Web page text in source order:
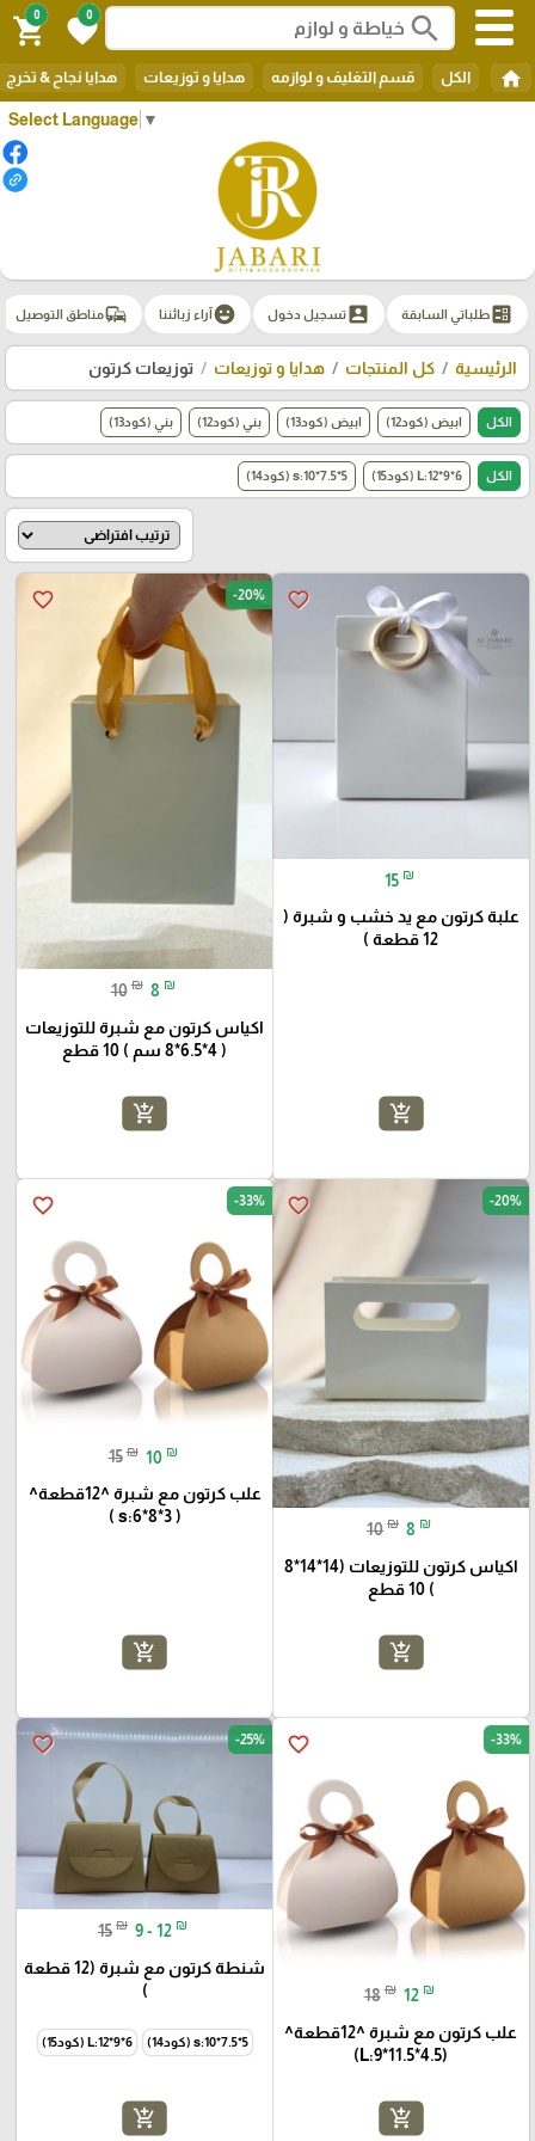
Select Language ▼
search
0
favorite
0
shopping_cart
home الكل قسم التغليف و لوازمه هدايا و توزيعات هدايا نجاح & تخرج
ballotطلباتي السابقة account_boxتسجيل دخول emoji_emotionsآراء زبائننا commuteمناطق التوصيل
الرئيسية كل المنتجات هدايا و توزيعات توزيعات كرتون
الكل ابيض (كود12) ابيض (كود13) بني (كود12) بني (كود13)
الكل L:12*9*6 (كود15) s:10*7.5*5 (كود14)
favorite_border
15 ₪
علبة كرتون مع يد خشب و شبرة (
12 قطعة )
add_shopping_cart
favorite_border -20%
10 ₪ 8 ₪
اكياس كرتون مع شبرة للتوزيعات
( 4*6.5*8 سم ) 10 قطع
add_shopping_cart
favorite_border -20%
10 ₪ 8 ₪
اكياس كرتون للتوزيعات (14*14*8
) 10 قطع
add_shopping_cart
favorite_border -33%
15 ₪ 10 ₪
علب كرتون مع شبرة ^12قطعة^
( s:6*8*3 )
add_shopping_cart
favorite_border -33%
18 ₪ 12 ₪
علب كرتون مع شبرة ^12قطعة^
(L:9*11.5*4.5)
add_shopping_cart
favorite_border -25%
15 ₪ 9 - 12 ₪
شنطة كرتون مع شبرة (12 قطعة
)
s:10*7.5*5 (كود14) L:12*9*6 (كود15)
add_shopping_cart